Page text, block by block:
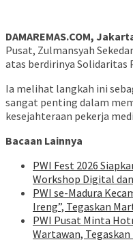
DAMAREMAS.COM,
Pusat, Zulmansyah
atas berdirinya Solidaritas
Ia melihat langkah ini
sangat penting dalam
kesejahteraan pekerja
Bacaan Lainnya
PWI Fest 2026
Workshop Digital
PWI se-Madura
Ireng”, Tegaskan
PWI Pusat Minta
Wartawan,